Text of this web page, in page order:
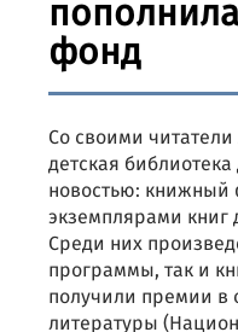
фонд
Со своими
детская
новостью: книжный
экземплярами книг
Среди них
программы, так и
получили премии в
литературы